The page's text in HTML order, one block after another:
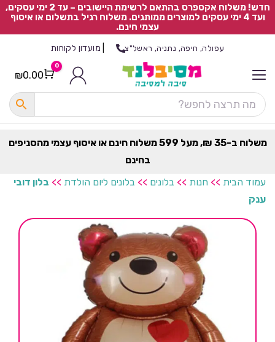
חדש! משלוח אקספרס בהתאם לרשימת היישובים – עד 2 ימי עסקים,
ועד 4 ימי עסקים למוצרים ממותגים. משלוח רגיל בתשלום או איסוף
עצמי חינם.
עפולה, חיפה, נתניה, ראשל"צ מועדון לקוחות
Cart
0
₪0.00
משלוח ב-35 ₪, מעל 599 משלוח חינם או איסוף עצמי מהסניפים
בחינם
עמוד הבית >> חנות >> בלונים >> בלונים ליום הולדת >> בלון דובי
ענק